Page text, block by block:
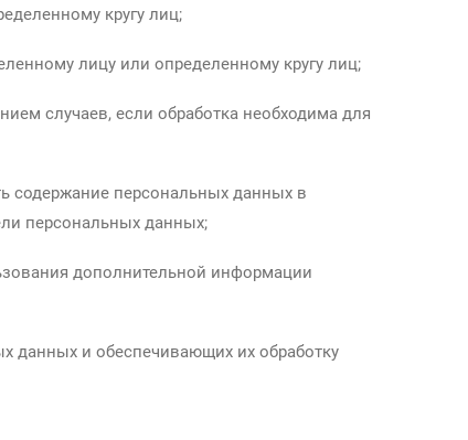
кругу лиц;
лицу или определенному кругу лиц;
случаев, если обработка необходима для
содержание персональных данных в
персональных данных;
дополнительной информации
данных и обеспечивающих их обработку